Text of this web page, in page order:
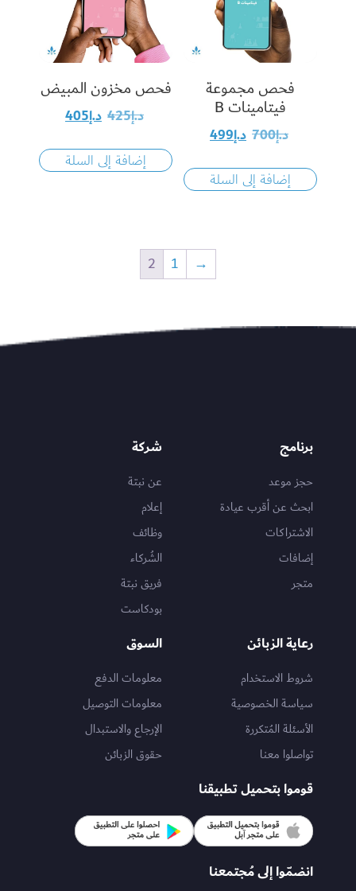
فحص مجموعة
فيتامينات B
د.إ700 د.إ499
إضافة إلى السلة
فحص مخزون المبيض
د.إ425 د.إ405
إضافة إلى السلة
→
1
2
برنامج
حجز موعد
ابحث عن أقرب عيادة
الاشتراكات
إضافات
متجر
شركة
عن نبتة
إعلام
وظائف
الشُركاء
فريق نبتة
بودكاست
رعاية الزبائن
شروط الاستخدام
سياسة الخصوصية
الأسئلة المُتكررة
تواصلوا معنا
السوق
معلومات الدفع
معلومات التوصيل
الإرجاع والاستبدال
حقوق الزبائن
قوموا بتحميل تطبيقنا
انضمّوا إلى مُجتمعنا